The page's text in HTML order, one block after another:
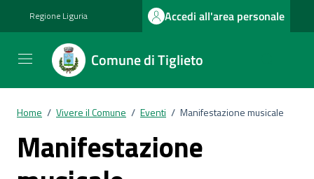
Regione Liguria Accedi all'area personale
Comune di Tiglieto
Home / Vivere il Comune / Eventi / Manifestazione musicale
Manifestazione